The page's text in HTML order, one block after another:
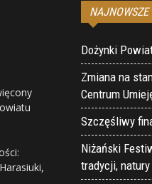
NAJNOWSZE
Dożynki
Zmiana na
Centrum
Szczęśliwy
Niżański
tradycji,